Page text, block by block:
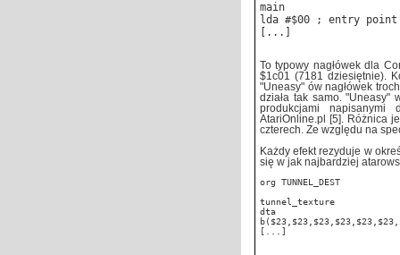
main
lda #$00 ; entry point
[...]
To typowy nagłówek dla
$1c01 (7181 dziesiętnie).
"Uneasy" ów nagłówek
działa tak samo. "Uneasy"
produkcjami
AtariOnline.pl [5]. Różnica
czterech. Ze względu na
Każdy efekt rezyduje w
się w jak najbardziej
org TUNNEL_DEST
tunnel_texture
dta
[...]